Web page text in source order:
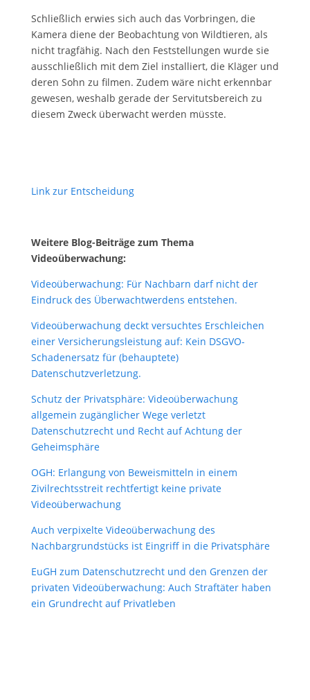
Schließlich erwies sich auch das Vorbringen, die
Kamera diene der Beobachtung von Wildtieren, als
nicht tragfähig. Nach den Feststellungen wurde sie
ausschließlich mit dem Ziel installiert, die Kläger und
deren Sohn zu filmen. Zudem wäre nicht erkennbar
gewesen, weshalb gerade der Servitutsbereich zu
diesem Zweck überwacht werden müsste.
Link zur Entscheidung
Weitere Blog-Beiträge zum Thema
Videoüberwachung:
Videoüberwachung: Für Nachbarn darf nicht der
Eindruck des Überwachtwerdens entstehen.
Videoüberwachung deckt versuchtes Erschleichen
einer Versicherungsleistung auf: Kein DSGVO-
Schadenersatz für (behauptete)
Datenschutzverletzung.
Schutz der Privatsphäre: Videoüberwachung
allgemein zugänglicher Wege verletzt
Datenschutzrecht und Recht auf Achtung der
Geheimsphäre
OGH: Erlangung von Beweismitteln in einem
Zivilrechtsstreit rechtfertigt keine private
Videoüberwachung
Auch verpixelte Videoüberwachung des
Nachbargrundstücks ist Eingriff in die Privatsphäre
EuGH zum Datenschutzrecht und den Grenzen der
privaten Videoüberwachung: Auch Straftäter haben
ein Grundrecht auf Privatleben